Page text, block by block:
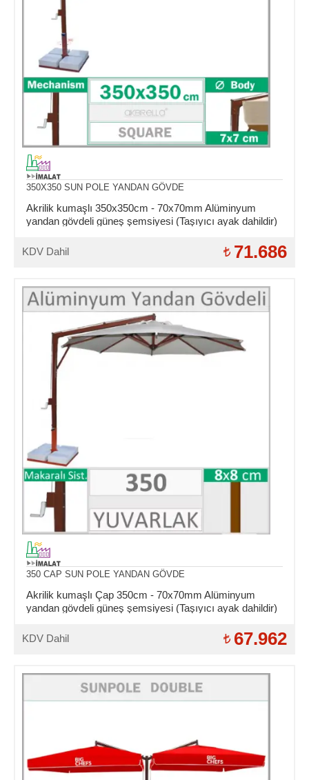
350X350 SUN POLE YANDAN GÖVDE
Akrilik kumaşlı 350x350cm - 70x70mm Alüminyum
yandan gövdeli güneş şemsiyesi (Taşıyıcı ayak dahildir)
KDV Dahil 71.686
350 CAP SUN POLE YANDAN GÖVDE
Akrilik kumaşlı Çap 350cm - 70x70mm Alüminyum
yandan gövdeli güneş şemsiyesi (Taşıyıcı ayak dahildir)
KDV Dahil 67.962